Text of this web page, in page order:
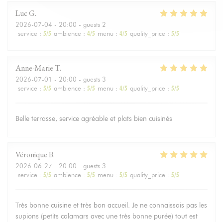
LucG
2026-07-04 - 20:00 - guests 2
service : 5/5 ambience : 4/5 menu : 4/5 quality_price : 5/5
Anne-MarieT
2026-07-01 - 20:00 - guests 3
service : 5/5 ambience : 5/5 menu : 4/5 quality_price : 5/5
Belle terrasse, service agréable et plats bien cuisinés
VéroniqueB
2026-06-27 - 20:00 - guests 3
service : 5/5 ambience : 5/5 menu : 5/5 quality_price : 5/5
Très bonne cuisine et très bon accueil. Je ne connaissais pas les
supions (petits calamars avec une très bonne purée) tout est